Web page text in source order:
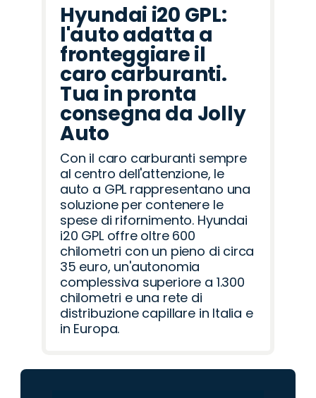
Hyundai i20 GPL:
l'auto adatta a
fronteggiare il
caro carburanti.
Tua in pronta
consegna da Jolly
Auto
Con il caro carburanti sempre
al centro dell'attenzione, le
auto a GPL rappresentano una
soluzione per contenere le
spese di rifornimento. Hyundai
i20 GPL offre oltre 600
chilometri con un pieno di circa
35 euro, un'autonomia
complessiva superiore a 1.300
chilometri e una rete di
distribuzione capillare in Italia e
in Europa.